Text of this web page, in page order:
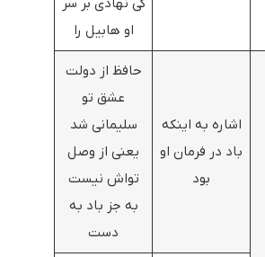
او هابیل را
اشاره به اینکه
باد در فرمان او
بود
حافظ از دولت
عشق تو
سلیمانی شد
یعنی از وصل
تواش نیست
به جز باد به
دست